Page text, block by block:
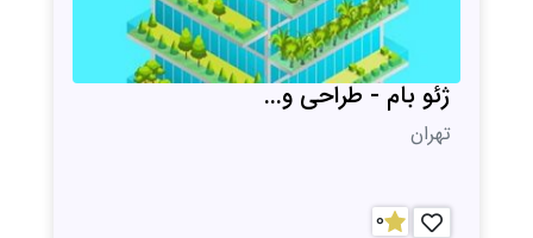
ژئو بام - طراحی و...
تهران
0